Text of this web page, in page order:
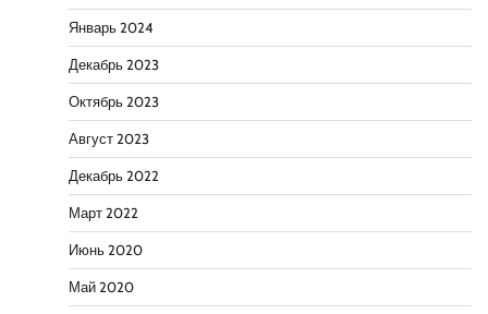
Январь 2024
Декабрь 2023
Октябрь 2023
Август 2023
Декабрь 2022
Март 2022
Июнь 2020
Май 2020